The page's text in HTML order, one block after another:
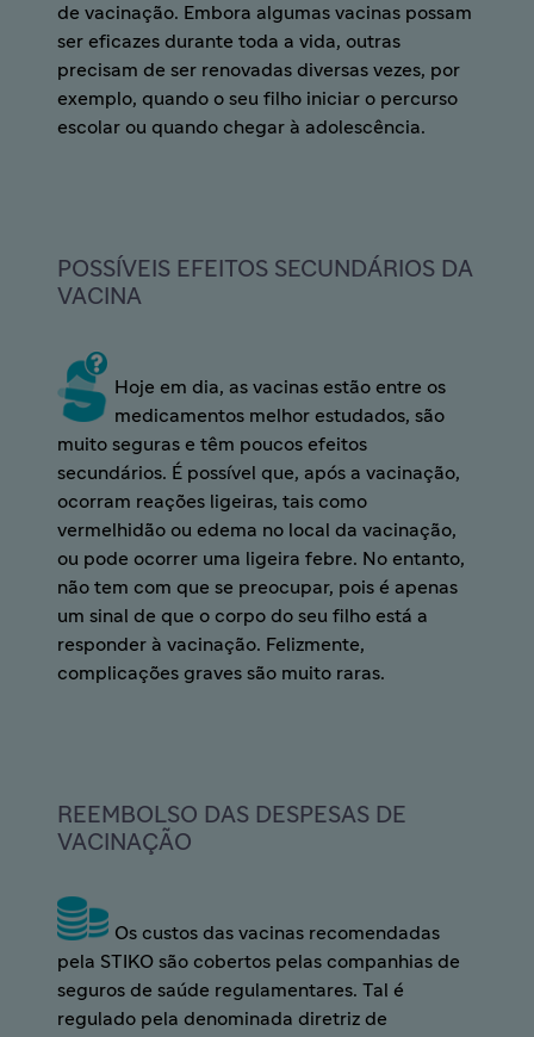
de vacinação. Embora algumas vacinas possam
ser eficazes durante toda a vida, outras
precisam de ser renovadas diversas vezes, por
exemplo, quando o seu filho iniciar o percurso
escolar ou quando chegar à adolescência.
POSSÍVEIS EFEITOS SECUNDÁRIOS DA
VACINA
Hoje em dia, as vacinas estão entre os
medicamentos melhor estudados, são
muito seguras e têm poucos efeitos
secundários. É possível que, após a vacinação,
ocorram reações ligeiras, tais como
vermelhidão ou edema no local da vacinação,
ou pode ocorrer uma ligeira febre. No entanto,
não tem com que se preocupar, pois é apenas
um sinal de que o corpo do seu filho está a
responder à vacinação. Felizmente,
complicações graves são muito raras.
REEMBOLSO DAS DESPESAS DE
VACINAÇÃO
Os custos das vacinas recomendadas
pela STIKO são cobertos pelas companhias de
seguros de saúde regulamentares. Tal é
regulado pela denominada diretriz de